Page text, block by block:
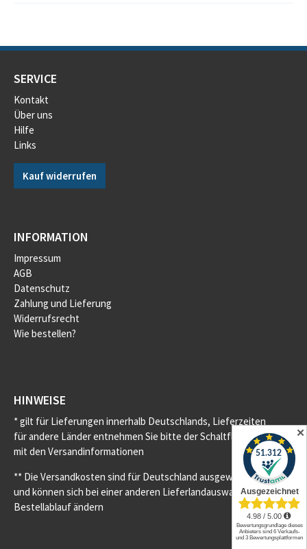
SERVICE
Kontakt
Über uns
Hilfe
Links
Kauf widerrufen
INFORMATION
Impressum
AGB
Datenschutz
Zahlung und Lieferung
Widerrufsrecht
Wie bestellen?
HINWEISE
* gilt für Lieferungen innerhalb Deutschlands, Lieferzeiten
für andere Länder entnehmen Sie bitte der Schaltfläche
mit den Versandinformationen
** Die Versandkosten sind für Deutschland ausgewiesen
und können sich bei einer anderen Lieferlandauswahl im
Bestellablauf ändern
✕